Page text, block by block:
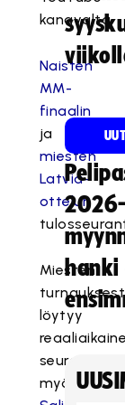
kanavalta.
Naisten
MM-
finaalin
ja
miesten
Latvia-
ottelun
Miesten
löytyy
seuranta
myös
hanki